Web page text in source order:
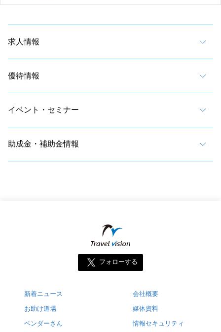
求人情報
優待情報
イベント・セミナー
助成金・補助金情報
フォローする
新着ニュース
お助け道場
ベンダーさん
会社概要
媒体資料
情報セキュリティ